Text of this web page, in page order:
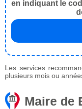
en indiquant le
Les services
plusieurs mois ou
Maire de